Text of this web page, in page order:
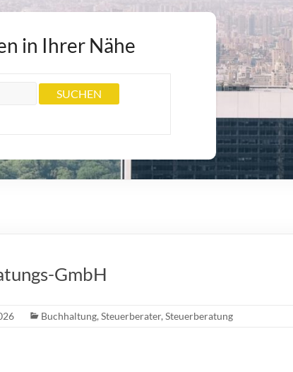
in Ihrer Nähe
GmbH
Buchhaltung, Steuerberater, Steuerberatung